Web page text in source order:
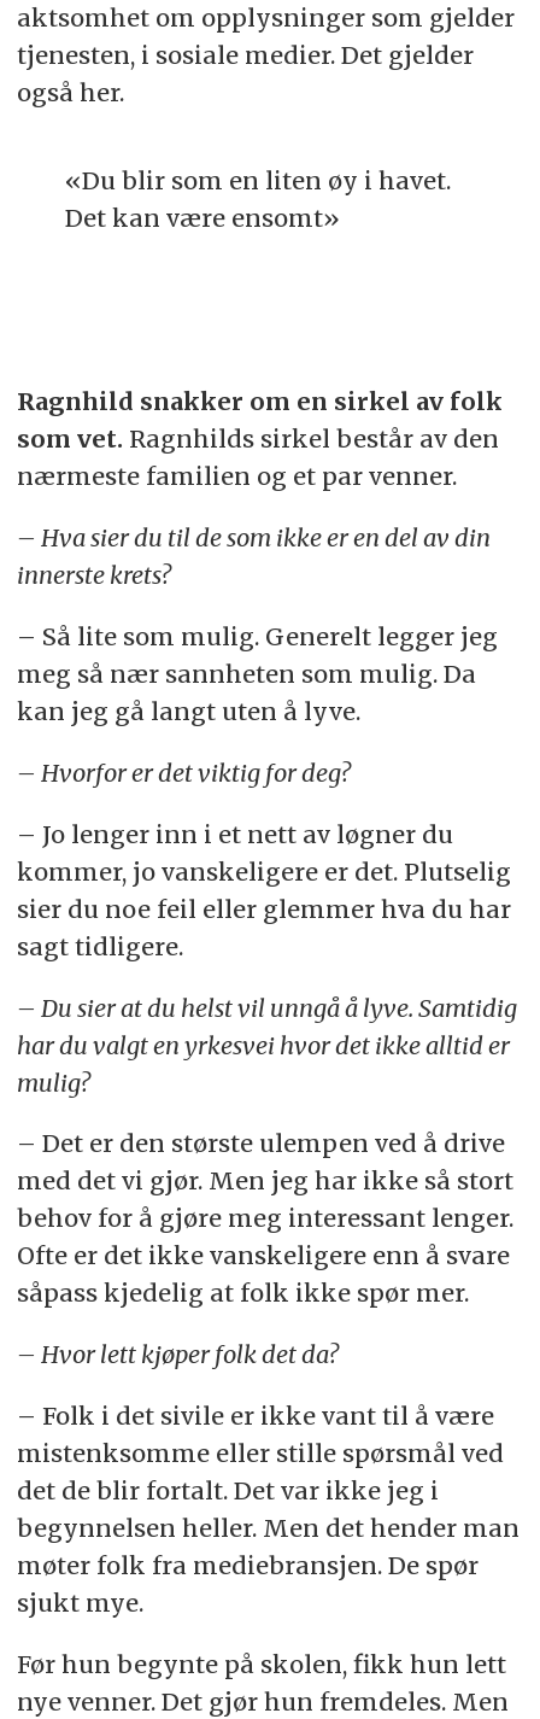
aktsomhet om opplysninger som gjelder
tjenesten, i sosiale medier. Det gjelder
også her.
«Du blir som en liten øy i havet.
Det kan være ensomt»
​​Ragnhild snakker om en sirkel av folk
som vet. Ragnhilds sirkel består av den
nærmeste familien og et par venner.
– Hva sier du til de som ikke er en del av din
innerste krets?
– Så lite som mulig. Generelt legger jeg
meg så nær sannheten som mulig. Da
kan jeg gå langt uten å lyve.
– Hvorfor er det viktig for deg?
– Jo lenger inn i et nett av løgner du
kommer, jo vanskeligere er det. Plutselig
sier du noe feil eller glemmer hva du har
sagt tidligere.
– Du sier at du helst vil unngå å lyve. Samtidig
har du valgt en yrkesvei hvor det ikke alltid er
mulig?
– Det er den største ulempen ved å drive
med det vi gjør. Men jeg har ikke så stort
behov for å gjøre meg interessant lenger.
Ofte er det ikke vanskeligere enn å svare
såpass kjedelig at folk ikke spør mer.
– Hvor lett kjøper folk det da?
– Folk i det sivile er ikke vant til å være
mistenksomme eller stille spørsmål ved
det de blir fortalt. Det var ikke jeg i
begynnelsen heller. Men det hender man
møter folk fra mediebransjen. De spør
sjukt mye.
Før hun begynte på skolen, fikk hun lett
nye venner. Det gjør hun fremdeles. Men